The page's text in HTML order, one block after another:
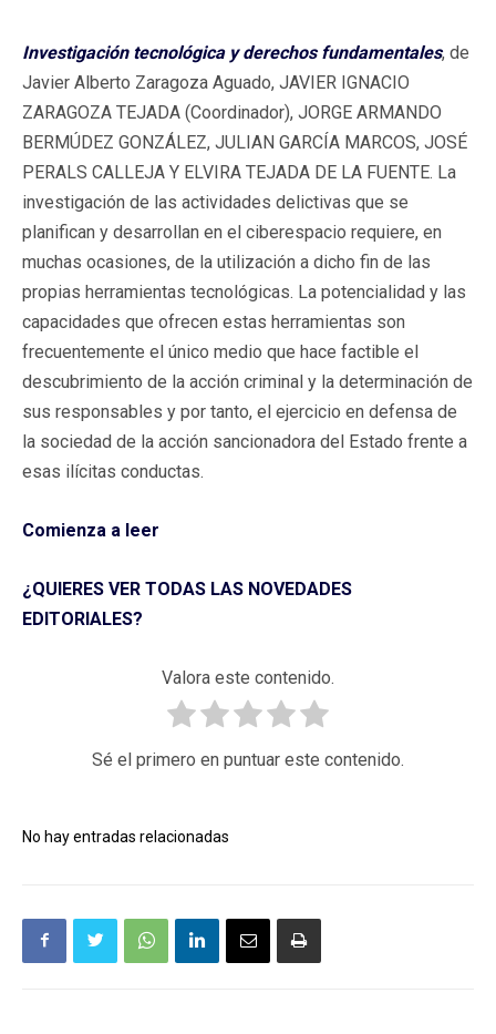
Investigación tecnológica y derechos fundamentales, de
Javier Alberto Zaragoza Aguado, JAVIER IGNACIO
ZARAGOZA TEJADA (Coordinador), JORGE ARMANDO
BERMÚDEZ GONZÁLEZ, JULIAN GARCÍA MARCOS, JOSÉ
PERALS CALLEJA Y ELVIRA TEJADA DE LA FUENTE. La
investigación de las actividades delictivas que se
planifican y desarrollan en el ciberespacio requiere, en
muchas ocasiones, de la utilización a dicho fin de las
propias herramientas tecnológicas. La potencialidad y las
capacidades que ofrecen estas herramientas son
frecuentemente el único medio que hace factible el
descubrimiento de la acción criminal y la determinación de
sus responsables y por tanto, el ejercicio en defensa de
la sociedad de la acción sancionadora del Estado frente a
esas ilícitas conductas.
Comienza a leer
¿QUIERES VER TODAS LAS NOVEDADES
EDITORIALES?
Valora este contenido.
Sé el primero en puntuar este contenido.
No hay entradas relacionadas